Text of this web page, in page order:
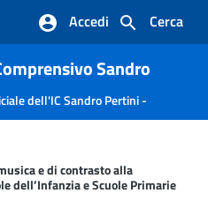
Cerca
Accedi
Sandro
dell'IC Sandro Pertini -
e di contrasto alla
dell’Infanzia e Scuole Primarie